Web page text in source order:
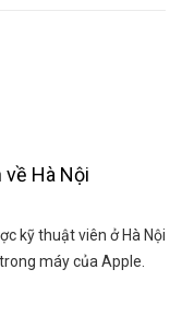
Hà Nội
kỹ thuật viên ở Hà Nội
máy của Apple.